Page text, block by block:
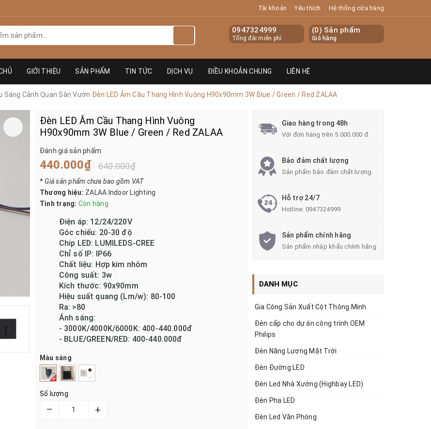
Tài khoản Yêu thích Hệ thống cửa hàng
(0) Sản phẩm
Giỏ hàng
0947324999
Tổng đài miễn phí
GIỚI THIỆU SẢN PHẨM TIN TỨC DỊCH VỤ ĐIỀU KHOẢN CHUNG LIÊN HỆ
Sáng Cảnh Quan Sân Vườn Đèn LED Âm Cầu Thang Hình Vuông H90x90mm 3W Blue / Green / Red ZALAA
Đèn LED Âm Cầu Thang Hình Vuông
H90x90mm 3W Blue / Green / Red ZALAA
Đánh giá sản phẩm
440.000₫ 640.000₫
*Giá sản phẩm chưa bao gồm VAT
Thương hiệu: ZALAA Indoor Lighting
Tình trạng: Còn hàng
Điện áp: 12/24/220V
Góc chiếu: 20-30 độ
Chip LED: LUMILEDS-CREE
Chỉ số IP: IP66
Chất liệu: Hợp kim nhôm
Công suất: 3w
Kích thước: 90x90mm
Hiệu suất quang (Lm/w): 80-100
Ra: >80
Ánh sáng:
- 3000K/4000K/6000K: 400-440.000đ
- BLUE/GREEN/RED: 400-440.000đ
Màu sáng
Số lượng
– +
Giao hàng trong 48h
Với đơn hàng trên 5.000.000 đ
Bảo đảm chất lượng
Sản phẩm bảo đảm chất lượng.
Hỗ trợ 24/7
Hotline: 0947324999
Sản phẩm chính hãng
Sản phẩm nhập khẩu chính hãng
DANH MỤC
Gia Công Sản Xuất Cột Thông Minh
Đèn cấp cho dự án công trình OEM
Philips
Đèn Năng Lượng Mặt Trời
Đèn Đường LED
Đèn Led Nhà Xưởng (Highbay LED)
Đèn Pha LED
Đèn Led Văn Phòng